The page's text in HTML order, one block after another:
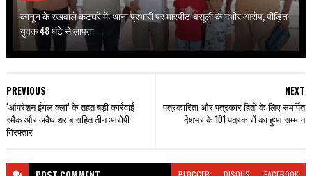
कानून के रखवाले कटघरे में: थाना प्रभारी पर मारपीट-वसूली के गंभीर आरोप, पीड़ित
युवक 48 घंटे से लापता
NEXT
पत्रकारिता और पत्रकार हितों के लिए समर्पित
देशभर के 101 पत्रकारों का हुआ सम्मान
PREVIOUS
‘ऑपरेशन ईगल क्लॉ’ के तहत बड़ी कार्रवाई
स्मैक और अवैध शराब सहित तीन आरोपी
गिरफ्तार